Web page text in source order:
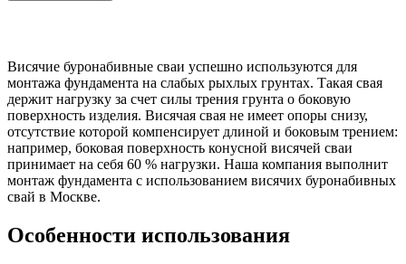
Висячие буронабивные сваи успешно используются для
монтажа фундамента на слабых рыхлых грунтах. Такая свая
держит нагрузку за счет силы трения грунта о боковую
поверхность изделия. Висячая свая не имеет опоры снизу,
отсутствие которой компенсирует длиной и боковым трением:
например, боковая поверхность конусной висячей сваи
принимает на себя 60 % нагрузки. Наша компания выполнит
монтаж фундамента с использованием висячих буронабивных
свай в Москве.
Особенности использования